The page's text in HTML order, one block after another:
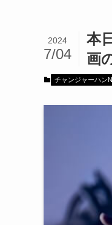
本
画
2024
7/04
チャンジャーハン